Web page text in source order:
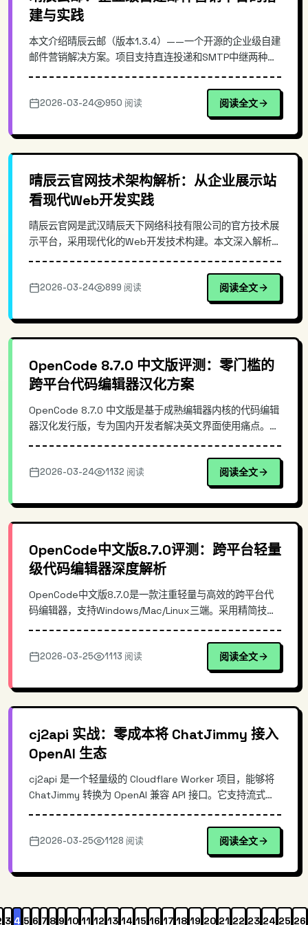
建与实践
本文介绍晴辰云邮（版本1.3.4）——一个开源的企业级自建
邮件营销解决方案。项目支持直连投递和SMTP中继两种模
可作为昂贵EDM服务的替代方案。通过可视化管理面板，运
维人员可轻松管理邮件队列、监控发送状态。文章包含
Docker快速部署指南和核心配置示例，适合技术团队参
考。
2026-03-24 950 阅读 阅读全文
晴辰云官网技术架构解析：从企业展示站
看现代Web开发实践
晴辰云官网是武汉晴辰天下网络科技有限公司的官方技术展
示平台，采用现代化的Web开发技术构建。本文深入解析其
盖前端技术栈、响应式设计、性能优化等核心技术要点，为
开发者提供可参考的企业网站开发指南。
2026-03-24 899 阅读 阅读全文
OpenCode 8.7.0 中文版评测：零门槛的
跨平台代码编辑器汉化方案
OpenCode 8.7.0 中文版是基于成熟编辑器内核的代码编辑
器汉化发行版，专为国内开发者解决英文界面使用痛点。每
台，提供完整的插件生态兼容。本文详解其技术架构、增量
同步机制及实操指南。
2026-03-24 1132 阅读 阅读全文
OpenCode中文版8.7.0评测：跨平台轻量
级代码编辑器深度解析
OpenCode中文版8.7.0是一款注重轻量与高效的跨平台代
码编辑器，支持Windows/Mac/Linux三端。采用精简技术
本文深度评测其技术架构、安装配置及与VS Code的差异化
定位，为寻找轻量编辑器的开发者提供实用参考。
2026-03-25 1113 阅读 阅读全文
cj2api 实战：零成本将 ChatJimmy 接入
OpenAI 生态
cj2api 是一个轻量级的 Cloudflare Worker 项目，能够将
ChatJimmy 转换为 OpenAI 兼容 API 接口。它支持流式输
理、架构特点，并通过实际代码示例演示快速部署流程，帮
助开发者快速将 ChatJimmy 能力接入现有 AI 应用生态。
2026-03-25 1128 阅读 阅读全文
3 4 5 6 7 8 9 10 11 12 13 14 15 16 17 18 19 20 21 22 23 24 25 26